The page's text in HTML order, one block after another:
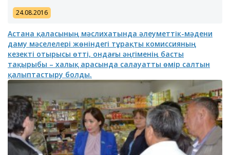
24.08.2016
Астана қаласының мәслихатында әлеуметтік-мәдени
даму мәселелері жөніндегі тұрақты комиссияның
кезекті отырысы өтті, ондағы әңгіменің басты
тақырыбы – халық арасында салауатты өмір салтын
қалыптастыру болды.